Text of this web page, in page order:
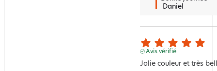
Daniel
Avis vérifié
Jolie couleur et très